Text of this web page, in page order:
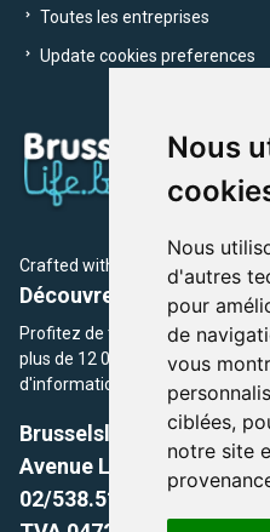
Nous
Nous
d'autres
pour
de
vous
ciblées,
notre site
Toutes les entreprises
Update cookies preferences
Crafted with by Brusselslife
Découvrez plus de 12
Profitez de toutes les sections
plus de 12 000 adresses et un
d'informations et de conseils et
Brusselslife.be
Avenue Louise, 500 -
02/538.51.49.